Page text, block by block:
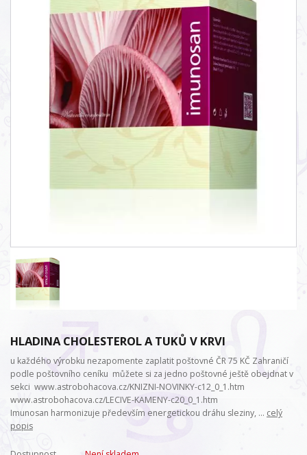
HLADINA CHOLESTEROL A TUKŮ V KRVI
u každého výrobku nezapomente zaplatit poštovné ČR 75 KČ Zahraničí
podle poštovního ceníku můžete si za jedno poštovné ještě obejdnat v
sekci www.astrobohacova.cz/KNIZNI-NOVINKY-c12_0_1.htm
www.astrobohacova.cz/LECIVE-KAMENY-c20_0_1.htm
Imunosan harmonizuje především energetickou dráhu sleziny, ... celý
popis